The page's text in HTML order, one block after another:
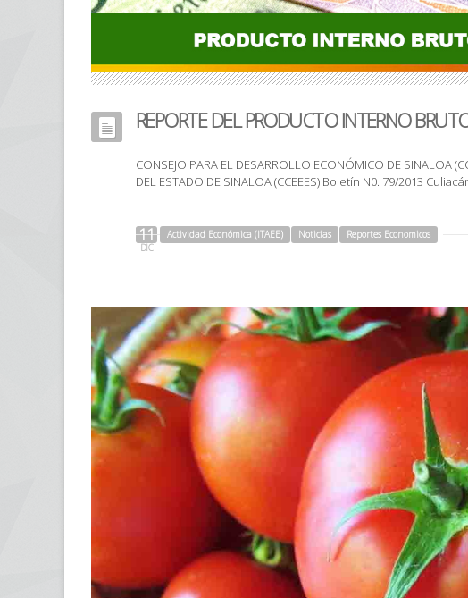
REPORTE DEL PRODUCTO INTERNO
CONSEJO PARA EL DESARROLLO ECONÓMICO DE SINALOA
DEL ESTADO DE SINALOA (CCEEES) Boletín N0. 79/2013
11
DIC
Actividad Económica (ITAEE) Noticias Reportes Economicos